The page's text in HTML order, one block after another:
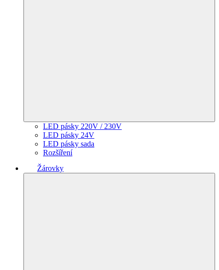
LED pásky 220V / 230V
LED pásky 24V
LED pásky sada
Rozšíření
Žárovky